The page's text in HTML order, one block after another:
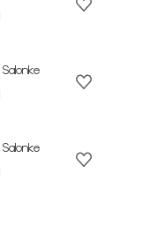
Salonke
Salonke